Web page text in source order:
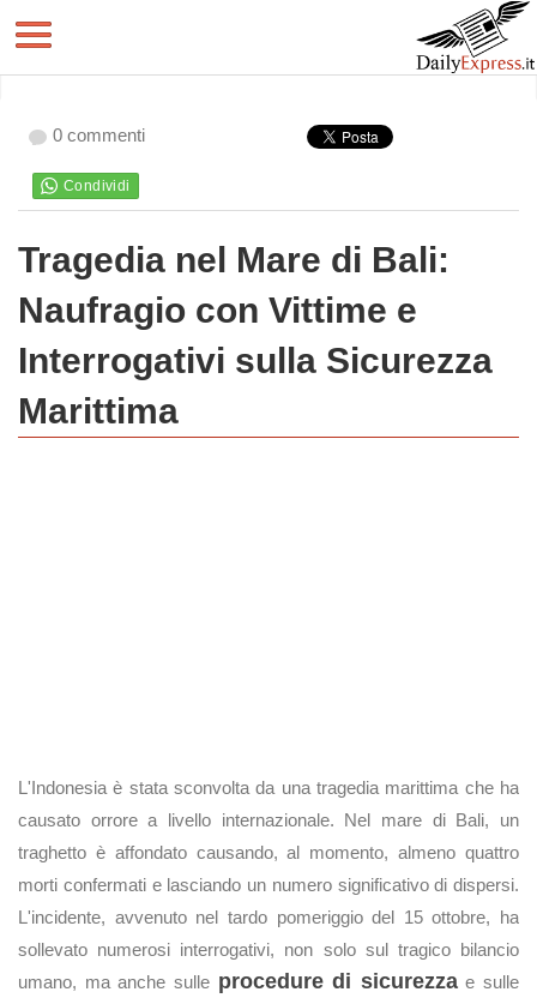
0 commenti
Tragedia nel Mare di Bali:
Naufragio con Vittime e
Interrogativi sulla Sicurezza
Marittima
L'Indonesia è stata sconvolta da una tragedia marittima che ha
causato orrore a livello internazionale. Nel mare di Bali, un
traghetto è affondato causando, al momento, almeno quattro
morti confermati e lasciando un numero significativo di dispersi.
L'incidente, avvenuto nel tardo pomeriggio del 15 ottobre, ha
sollevato numerosi interrogativi, non solo sul tragico bilancio
umano, ma anche sulle procedure di sicurezzae sulle